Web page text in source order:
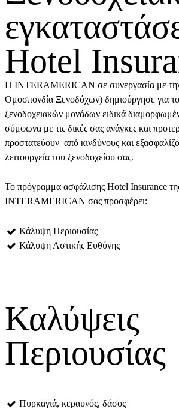
Hotel
Η INTERAMERICAN σε συνεργασία με
Ομοσπονδία Ξενοδόχων) δημιούργησε για
ξενοδοχειακών μονάδων ειδικά
σύμφωνα με τις δικές σας ανάγκες και
προστατεύουν από κινδύνους και
λειτουργεία του ξενοδοχείου σας.
Το πρόγραμμα ασφάλισης Hotel Insurance
INTERAMERICAN σας προσφέρει:
Κάλυψη Περιουσίας
Κάλυψη Αστικής Ευθύνης
Καλύψεις
Περιουσίας
Πυρκαγιά, κεραυνός, δάσος